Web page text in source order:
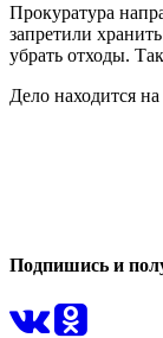
Прокуратура
запретили
убрать отходы.
Дело находится
Подпишись и